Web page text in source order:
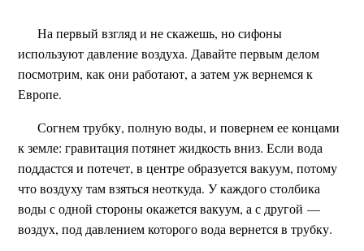
На первый взгляд и не скажешь, но сифоны
используют давление воздуха. Давайте первым делом
посмотрим, как они работают, а затем уж вернемся к
Европе.
Согнем трубку, полную воды, и повернем ее концами
к земле: гравитация потянет жидкость вниз. Если вода
поддастся и потечет, в центре образуется вакуум, потому
что воздуху там взяться неоткуда. У каждого столбика
воды с одной стороны окажется вакуум, а с другой —
воздух, под давлением которого вода вернется в трубку.